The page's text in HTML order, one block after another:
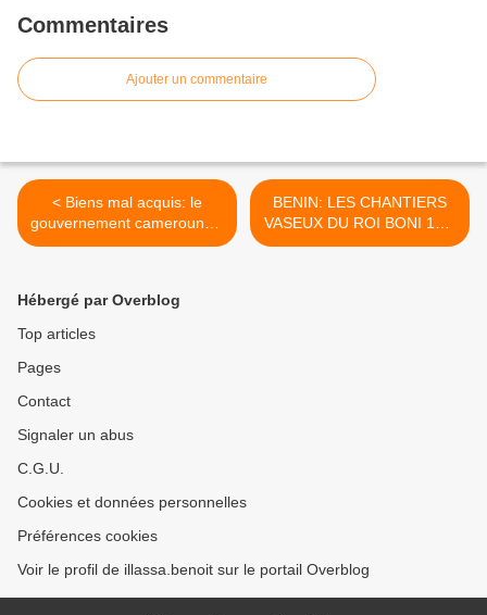
Commentaires
Ajouter un commentaire
< Biens mal acquis: le
gouvernement camerounais
défend Biya bec et ongles
BENIN: LES CHANTIERS
VASEUX DU ROI BONI 1ER
! >
Hébergé par Overblog
Top articles
Pages
Contact
Signaler un abus
C.G.U.
Cookies et données personnelles
Préférences cookies
Voir le profil de illassa.benoit sur le portail Overblog